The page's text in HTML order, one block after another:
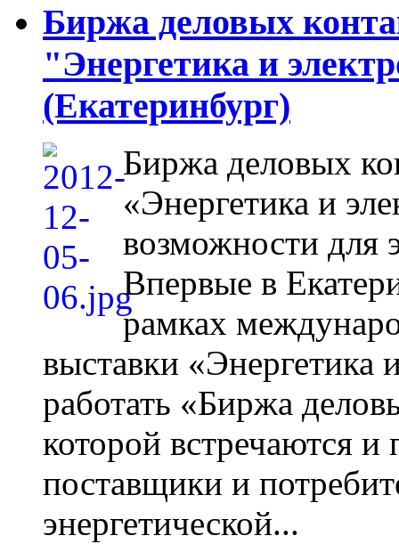
Биржа деловых
"Энергетика и
(Екатеринбург)
Биржа деловых
«Энергетика и
возможности для
Впервые в
рамках
выставки «Энергетика
работать «Биржа
которой встречаются и
поставщики и
энергетической...